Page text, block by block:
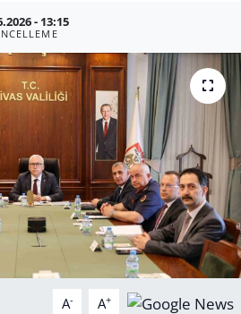
- 13:15
A- A+